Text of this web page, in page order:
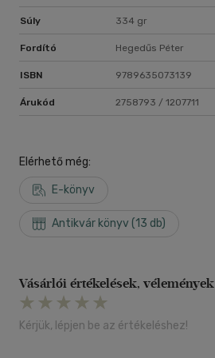
Súly 334 gr
Fordító Hegedűs Péter
ISBN 9789635073139
Árukód 2758793 / 1207711
Elérhető még:
E-könyv
Antikvár könyv (13 db)
Vásárlói értékelések, vélemények
Kérjük, lépjen be az értékeléshez!